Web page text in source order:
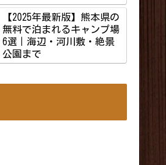
【2025年最新版】熊本県の
無料で泊まれるキャンプ場
6選｜海辺・河川敷・絶景
公園まで